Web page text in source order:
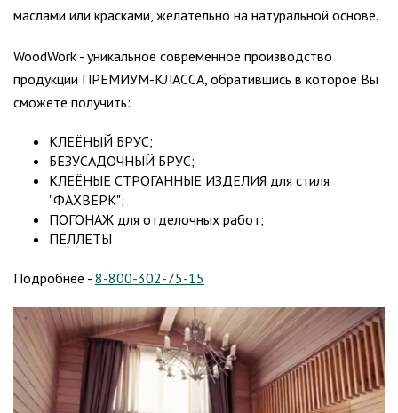
маслами или красками, желательно на натуральной основе.
WoodWork - уникальное современное производство
продукции ПРЕМИУМ-КЛАССА, обратившись в которое Вы
сможете получить:
КЛЕЁНЫЙ БРУС;
БЕЗУСАДОЧНЫЙ БРУС;
КЛЕЁНЫЕ СТРОГАННЫЕ ИЗДЕЛИЯ для стиля
"ФАХВЕРК";
ПОГОНАЖ для отделочных работ;
ПЕЛЛЕТЫ
Подробнее - 8-800-302-75-15